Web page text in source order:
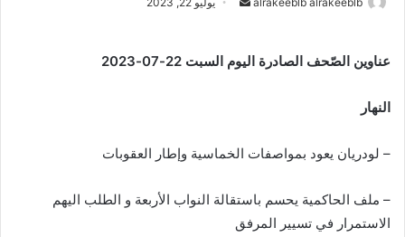
ل
د
إ
عناوين الصّحف الصادرة اليوم السبت 22-07-2023
النهار
– لودريان يعود بمواصفات الخماسية وإطار العقوبات
– ملف الحاكمية يحسم باستقالة النواب الأربعة و الطلب اليهم
الاستمرار في تسيير المرفق